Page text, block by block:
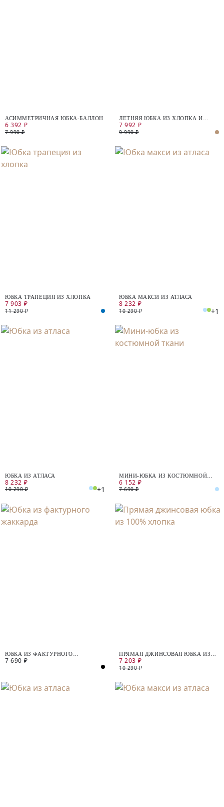
АСИММЕТРИЧНАЯ ЮБКА-БАЛЛОН
6 392 ₽
7 990 ₽
ЛЕТНЯЯ ЮБКА ИЗ ХЛОПКА И
ЛЬНА
7 992 ₽
9 990 ₽
ЮБКА ТРАПЕЦИЯ ИЗ ХЛОПКА
7 903 ₽
11 290 ₽
ЮБКА МАКСИ ИЗ АТЛАСА
8 232 ₽
10 290 ₽ +1
ЮБКА ИЗ АТЛАСА
8 232 ₽
10 290 ₽ +1
МИНИ-ЮБКА ИЗ КОСТЮМНОЙ
ТКАНИ
6 152 ₽
7 690 ₽
ЮБКА ИЗ ФАКТУРНОГО
ЖАККАРДА
7 690 ₽
ПРЯМАЯ ДЖИНСОВАЯ ЮБКА ИЗ
100% ХЛОПКА
7 203 ₽
10 290 ₽